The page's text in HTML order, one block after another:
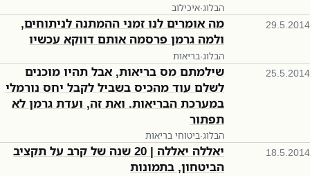
הבלוג·איכילוב
29.5.2014
מה אומרים לנו זמני ההמתנה לניתוחים,
ולמה גרמן פרסמה אותם דווקא עכשיו
הבלוג·בריאות
25.5.2014
שילמתם מס בריאות, אבל תהיו מוכנים
לשלם עוד מהכיס בשביל לקבל יחס נורמלי
במערכת הבריאות. ואת זה, ועדת גרמן לא
תפתור
הבלוג·ביטוחי בריאות
18.5.2014
יאללה יאללה | 20 שנה של קרב על תקציב
הביטחון, בתמונות